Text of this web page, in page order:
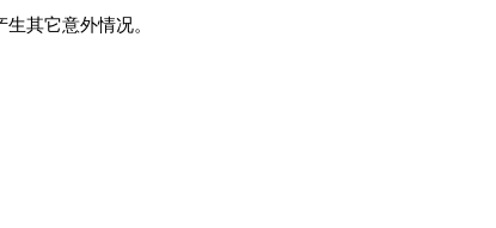
其它意外情况。